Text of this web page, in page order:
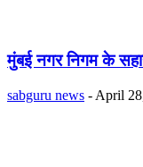
मुंबई नगर निगम के
sabguru news - April